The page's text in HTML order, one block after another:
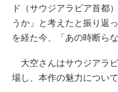
ド（サウジアラビア首都
うか」と考えたと振り返
を経た今、「あの時断ら
大空さんはサウジアラ
場し、本作の魅力について